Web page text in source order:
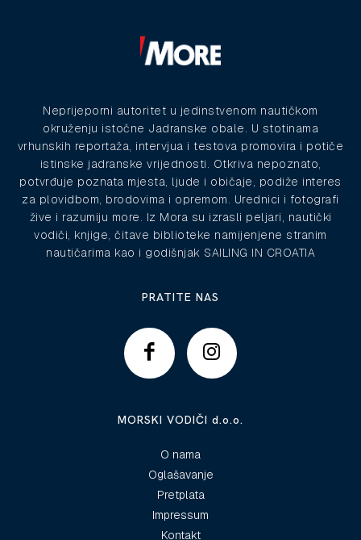
Neprijeporni autoritet u jedinstvenom nautičkom
okruženju istočne Jadranske obale. U stotinama
vrhunskih reportaža, intervjua i testova promovira i potiče
istinske jadranske vrijednosti. Otkriva nepoznato,
potvrđuje poznata mjesta, ljude i običaje, podiže interes
za plovidbom, brodovima i opremom. Urednici i fotografi
žive i razumiju more. Iz Mora su izrasli peljari, nautički
vodiči, knjige, čitave biblioteke namijenjene stranim
nautičarima kao i godišnjak SAILING IN CROATIA
PRATITE NAS
MORSKI VODIČI d.o.o.
O nama
Oglašavanje
Pretplata
Impressum
Kontakt